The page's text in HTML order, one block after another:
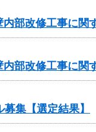
部改修工事に関
部改修工事に関
集【選定結果】